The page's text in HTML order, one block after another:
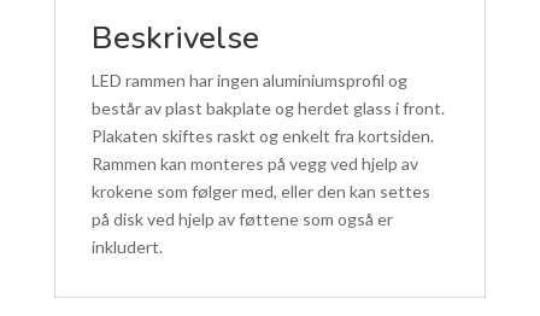
Beskrivelse
LED rammen har ingen aluminiumsprofil og
består av plast bakplate og herdet glass i front.
Plakaten skiftes raskt og enkelt fra kortsiden.
Rammen kan monteres på vegg ved hjelp av
krokene som følger med, eller den kan settes
på disk ved hjelp av føttene som også er
inkludert.